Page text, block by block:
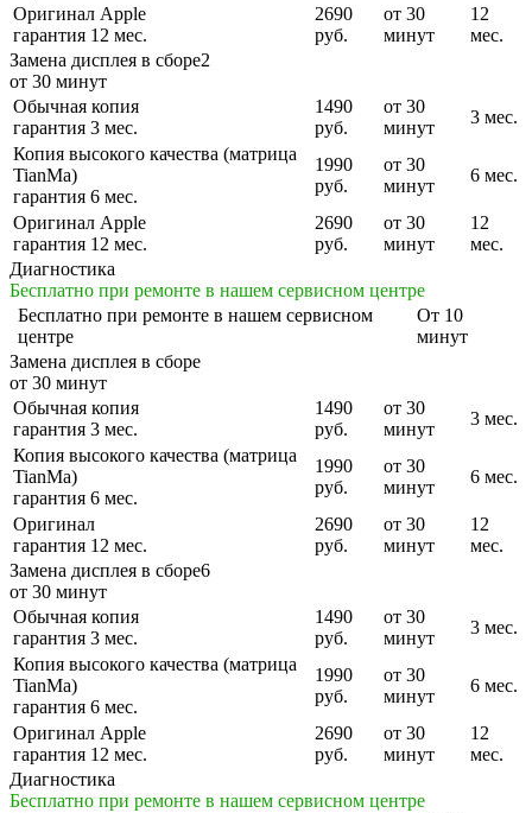
Оригинал Apple
гарантия 12 мес.
2690
руб.
от 30
минут
12
мес.
Замена дисплея в сборе2
от 30 минут
Обычная копия
гарантия 3 мес.
1490
руб.
от 30
минут
3 мес.
Копия высокого качества (матрица
TianMa)
гарантия 6 мес.
1990
руб.
от 30
минут
6 мес.
Оригинал Apple
гарантия 12 мес.
2690
руб.
от 30
минут
12
мес.
Диагностика
Бесплатно при ремонте в нашем сервисном центре
Бесплатно при ремонте в нашем сервисном
центре
От 10
минут
Замена дисплея в сборе
от 30 минут
Обычная копия
гарантия 3 мес.
1490
руб.
от 30
минут
3 мес.
Копия высокого качества (матрица
TianMa)
гарантия 6 мес.
1990
руб.
от 30
минут
6 мес.
Оригинал
гарантия 12 мес.
2690
руб.
от 30
минут
12
мес.
Замена дисплея в сборе6
от 30 минут
Обычная копия
гарантия 3 мес.
1490
руб.
от 30
минут
3 мес.
Копия высокого качества (матрица
TianMa)
гарантия 6 мес.
1990
руб.
от 30
минут
6 мес.
Оригинал Apple
гарантия 12 мес.
2690
руб.
от 30
минут
12
мес.
Диагностика
Бесплатно при ремонте в нашем сервисном центре